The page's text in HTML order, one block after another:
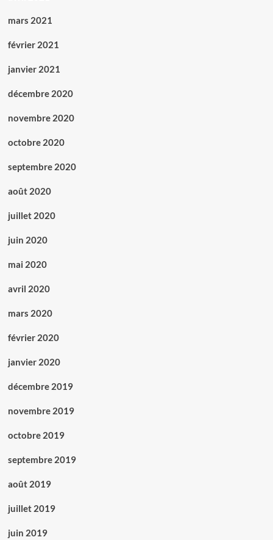
mars 2021
février 2021
janvier 2021
décembre 2020
novembre 2020
octobre 2020
septembre 2020
août 2020
juillet 2020
juin 2020
mai 2020
avril 2020
mars 2020
février 2020
janvier 2020
décembre 2019
novembre 2019
octobre 2019
septembre 2019
août 2019
juillet 2019
juin 2019